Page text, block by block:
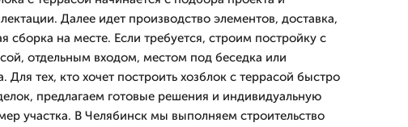
Далее идет производство элементов, доставка,
сборка на месте. Если требуется, строим постройку с
отдельным входом, местом под беседка или
Для тех, кто хочет построить хозблок с террасой быстро
предлагаем готовые решения и индивидуальную
участка. В Челябинск мы выполняем строительство